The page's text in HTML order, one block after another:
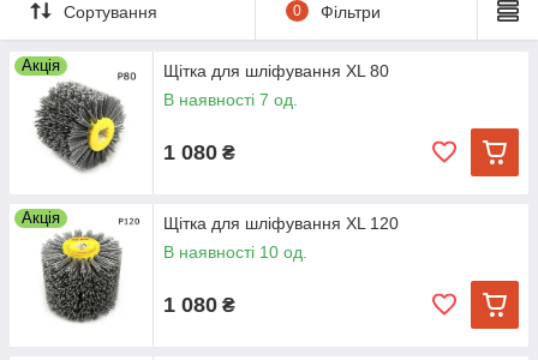
Сортування 0 Фільтри
Акція
Щітка для шліфування XL 80
В наявності 7 од.
1 080 ₴
Акція
Щітка для шліфування XL 120
В наявності 10 од.
1 080 ₴